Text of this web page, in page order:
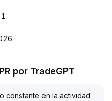
por TradeGPT
constante en la actividad